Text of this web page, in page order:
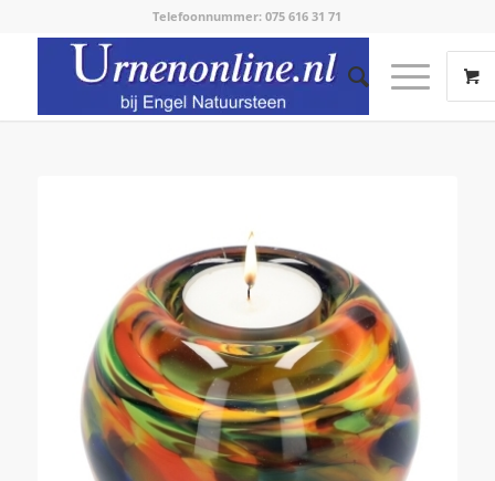
Telefoonnummer: 075 616 31 71